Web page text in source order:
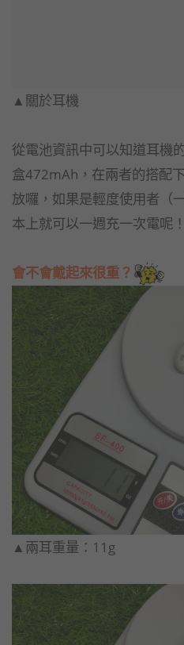
▲關於耳機
從電池資訊中可以知道耳機
盒472mAh，在兩者的搭配
放囉，如果是輕度使用者（
本上就可以一週充一次電呢！
會不會戴起來很重？
▲兩耳重量：11g